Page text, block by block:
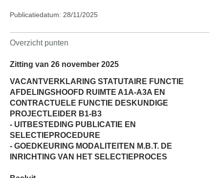
Publicatiedatum: 28/11/2025
Overzicht punten
Zitting van 26 november 2025
VACANTVERKLARING STATUTAIRE FUNCTIE
AFDELINGSHOOFD RUIMTE A1A-A3A EN
CONTRACTUELE FUNCTIE DESKUNDIGE
PROJECTLEIDER B1-B3
- UITBESTEDING PUBLICATIE EN
SELECTIEPROCEDURE
- GOEDKEURING MODALITEITEN M.B.T. DE
INRICHTING VAN HET SELECTIEPROCES